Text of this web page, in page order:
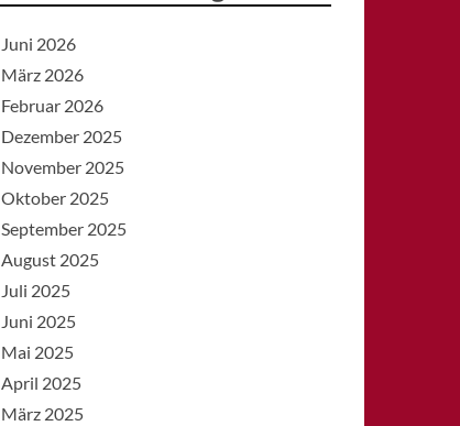
Juni 2026
März 2026
Februar 2026
Dezember 2025
November 2025
Oktober 2025
September 2025
August 2025
Juli 2025
Juni 2025
Mai 2025
April 2025
März 2025